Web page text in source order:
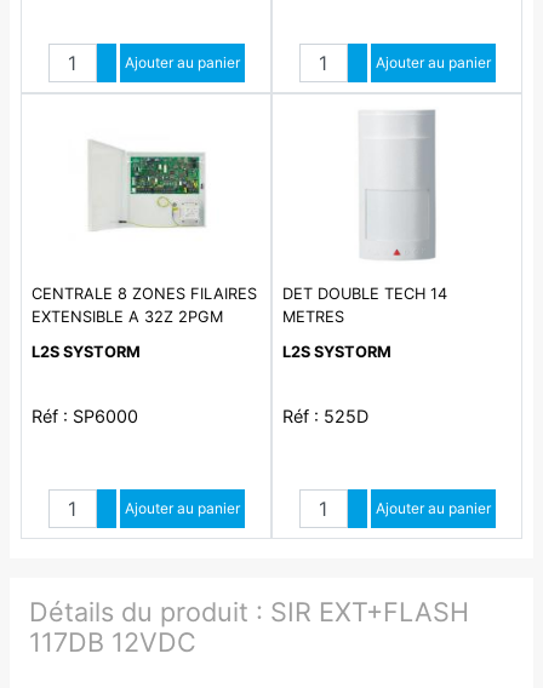
Quantité
Augmenter quantité
Diminuer quantité
Ajouter au panier Quantité
Augmenter quantité
Diminuer quantité
Ajouter au panier
CENTRALE 8 ZONES FILAIRES
EXTENSIBLE A 32Z 2PGM
17A
L2S SYSTORM
Réf : SP6000
Quantité
Augmenter quantité
Diminuer quantité
Ajouter au panier
DET DOUBLE TECH 14
METRES
L2S SYSTORM
Réf : 525D
Quantité
Augmenter quantité
Diminuer quantité
Ajouter au panier
Détails du produit : SIR EXT+FLASH
117DB 12VDC